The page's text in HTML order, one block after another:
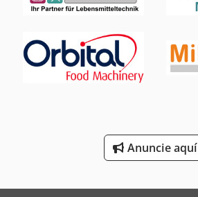
Oms Flejadoras
Pramac Generadores
Anuncie aquí